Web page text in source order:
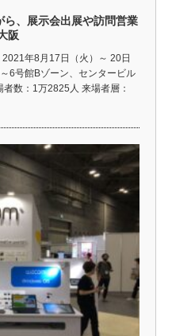
、展示会出展や訪問営業
阪
年8月17日（火）～ 20日
6号館Bゾーン、センタービル
数：1万2825人 来場者層：